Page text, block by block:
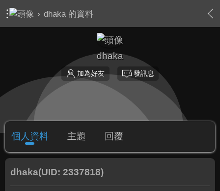
› dhaka 的資料
dhaka
加為好友 發訊息
個人資料 主題 回覆
dhaka(UID: 2337818)